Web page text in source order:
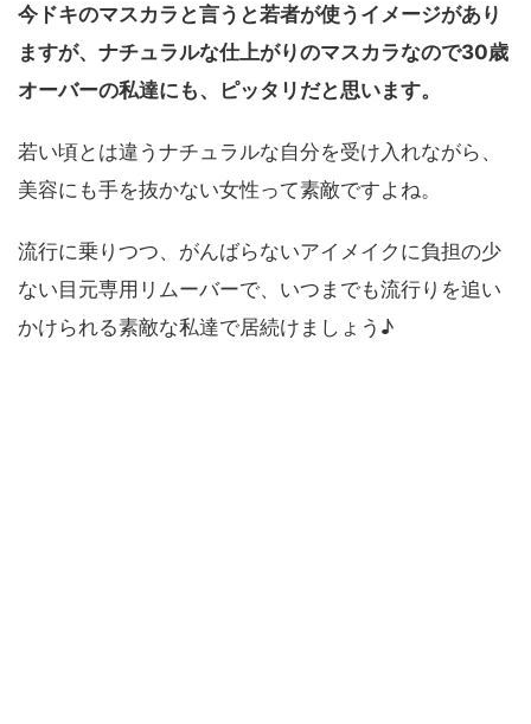
今ドキのマスカラと言うと若者が使うイメージがあり
ますが、 ナチュラルな仕上がりのマスカラなので30歳
オーバーの私達にも、ピッタリだと思います。
若い頃とは違うナチュラルな自分を受け入れながら、
美容にも手を抜かない女性って素敵ですよね。
流行に乗りつつ、がんばらないアイメイクに負担の少
ない目元専用リムーバーで、いつまでも流行りを追い
かけられる素敵な私達で居続けましょう♪